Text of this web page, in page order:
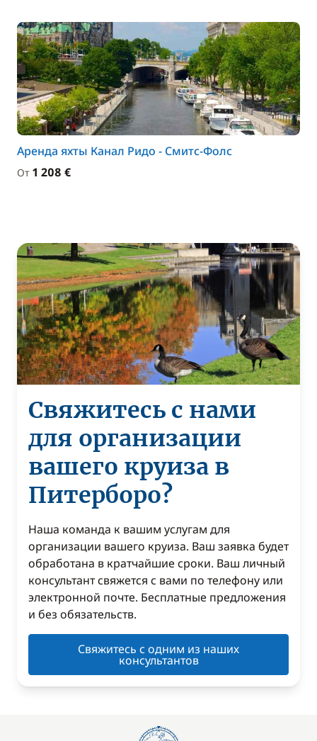
Аренда яхты Канал Ридо - Смитс-Фолс
От 1 208 €
Свяжитесь с нами
для организации
вашего круиза в
Питерборо?
Наша команда к вашим услугам для
организации вашего круиза. Ваш заявка будет
обработана в кратчайшие сроки. Ваш личный
консультант свяжется с вами по телефону или
электронной почте. Бесплатные предложения
и без обязательств.
Свяжитесь с одним из наших
консультантов